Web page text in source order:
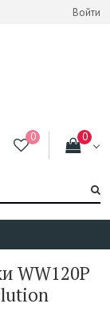
Войти
WW120P